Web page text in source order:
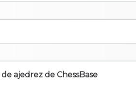
ajedrez de ChessBase